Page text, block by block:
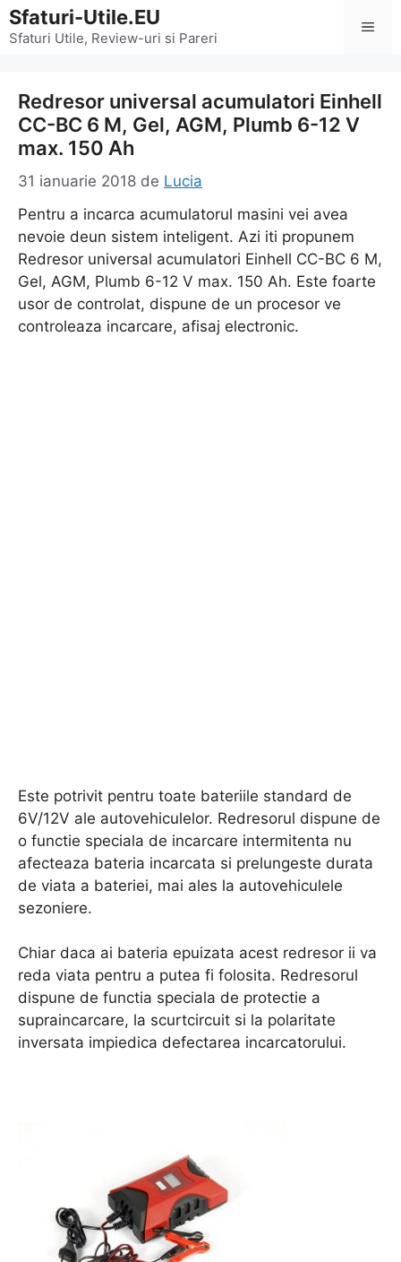
Sari
la
Sfaturi-Utile.EU
Sfaturi Utile, Review-uri si Pareri
Redresor universal acumulatori Einhell
CC-BC 6 M, Gel, AGM, Plumb 6-12 V
max. 150 Ah
31 ianuarie 2018 de Lucia
Pentru a incarca acumulatorul masini vei avea
nevoie deun sistem inteligent. Azi iti propunem
Redresor universal acumulatori Einhell CC-BC 6 M,
Gel, AGM, Plumb 6-12 V max. 150 Ah. Este foarte
usor de controlat, dispune de un procesor ve
controleaza incarcare, afisaj electronic.
Este potrivit pentru toate bateriile standard de
6V/12V ale autovehiculelor. Redresorul dispune de
o functie speciala de incarcare intermitenta nu
afecteaza bateria incarcata si prelungeste durata
de viata a bateriei, mai ales la autovehiculele
sezoniere.
Chiar daca ai bateria epuizata acest redresor ii va
reda viata pentru a putea fi folosita. Redresorul
dispune de functia speciala de protectie a
supraincarcare, la scurtcircuit si la polaritate
inversata impiedica defectarea incarcatorului.